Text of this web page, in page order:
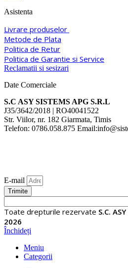
Asistenta
Livrare produselor
Metode de Plata
Politica de Retur
Politica de Garantie si Service
Reclamatii si sesizari
Date Comerciale
S.C ASY SISTEMS APG S.R.L
J35/3642/2018 | RO40041522
Str. Viilor, nr. 182 Giarmata, Timis
Telefon: 0786.058.875
E-mail
Trimite
Toate drepturile rezervate S.C.
2026
Închideți
Meniu
Categorii